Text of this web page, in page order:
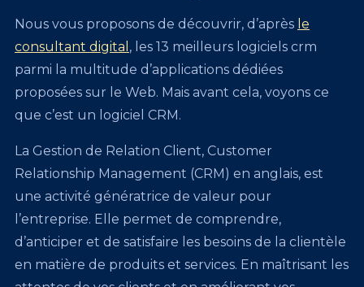
Nous vous proposons de découvrir, d’après le
consultant digital , les 13 meilleurs logiciels crm
parmi la multitude d’applications dédiées
proposées sur le Web. Mais avant cela, voyons ce
que c’est un logiciel CRM.
La Gestion de Relation Client, Customer
Relationship Management (CRM) en anglais, est
une activité génératrice de valeur pour
l’entreprise. Elle permet de comprendre,
d’anticiper et de satisfaire les besoins de la clientèle
en matière de produits et services. En maîtrisant les